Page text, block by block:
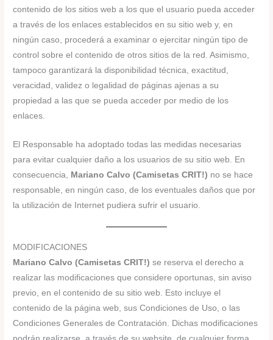
contenido de los sitios web a los que el usuario pueda acceder
a través de los enlaces establecidos en su sitio web y, en
ningún caso, procederá a examinar o ejercitar ningún tipo de
control sobre el contenido de otros sitios de la red. Asimismo,
tampoco garantizará la disponibilidad técnica, exactitud,
veracidad, validez o legalidad de páginas ajenas a su
propiedad a las que se pueda acceder por medio de los
enlaces.
El Responsable ha adoptado todas las medidas necesarias
para evitar cualquier daño a los usuarios de su sitio web. En
consecuencia,
Mariano Calvo (Camisetas CRIT!) no se hace
responsable, en ningún caso, de los eventuales daños que por
la utilización de Internet pudiera sufrir el usuario.
MODIFICACIONES
Mariano Calvo (Camisetas CRIT!) se reserva el derecho a
realizar las modificaciones que considere oportunas, sin aviso
previo, en el contenido de su sitio web. Esto incluye el
contenido de la página web, sus Condiciones de Uso, o las
Condiciones Generales de Contratación. Dichas modificaciones